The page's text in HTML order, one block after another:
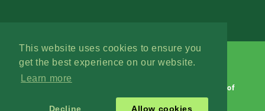
This website uses cookies to ensure you
get the best experience on our website.
Learn more
Decline Allow cookies
Terms of